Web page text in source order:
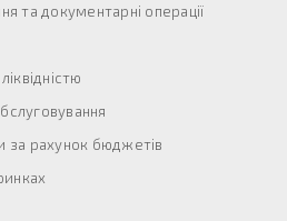
та документарні операції
за рахунок бюджетів